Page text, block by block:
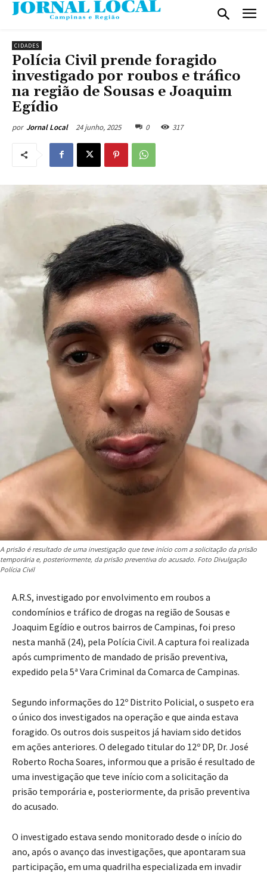
CIDADES
Polícia Civil prende foragido
investigado por roubos e tráfico
na região de Sousas e Joaquim
Egídio
por Jornal Local 24 junho, 2025 0 317
A prisão é resultado de uma investigação que teve início com a solicitação da prisão
temporária e, posteriormente, da prisão preventiva do acusado. Foto Divulgação
Polícia Civil
A.R.S, investigado por envolvimento em roubos a
condomínios e tráfico de drogas na região de Sousas e
Joaquim Egídio e outros bairros de Campinas, foi preso
nesta manhã (24), pela Polícia Civil. A captura foi realizada
após cumprimento de mandado de prisão preventiva,
expedido pela 5ª Vara Criminal da Comarca de Campinas.
Segundo informações do 12º Distrito Policial, o suspeto era
o único dos investigados na operação e que ainda estava
foragido. Os outros dois suspeitos já haviam sido detidos
em ações anteriores. O delegado titular do 12º DP, Dr. José
Roberto Rocha Soares, informou que a prisão é resultado de
uma investigação que teve início com a solicitação da
prisão temporária e, posteriormente, da prisão preventiva
do acusado.
O investigado estava sendo monitorado desde o início do
ano, após o avanço das investigações, que apontaram sua
participação, em uma quadrilha especializada em invadir